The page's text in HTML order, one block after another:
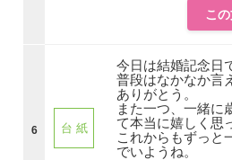
こ
6 台 紙
今日は結婚記念日
普段はなかなか言
ありがとう。
また一つ、一緒に
て本当に嬉しく思
これからもずっと
でいようね。